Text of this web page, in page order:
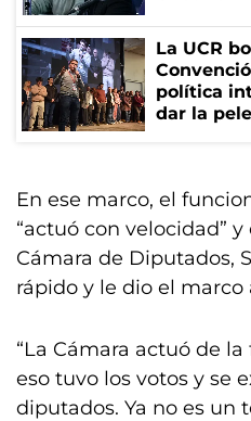
La UCR
política
dar la
En ese marco, el
“actuó con velocidad”
Cámara de Diputados,
rápido y le dio el marco
“La Cámara actuó de
eso tuvo los votos y se
diputados. Ya no es un